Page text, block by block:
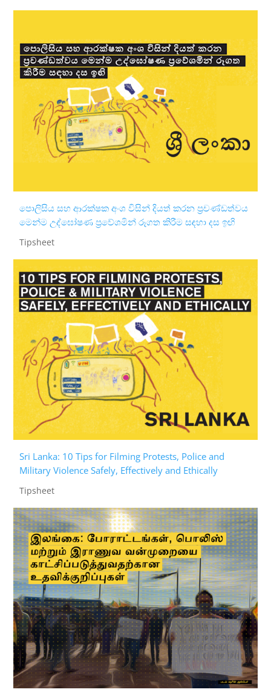
පොලිසිය සහ ආරක්ෂක අංශ විසින් දියත් කරන ප්‍රචණ්ඩත්වය
මෙන්ම උද්ඝෝෂණ ප්‍රවේශමින් රූගත කිරීම සඳහා දස ඉඟි
Tipsheet
Sri Lanka: 10 Tips for Filming Protests, Police and
Military Violence Safely, Effectively and Ethically
Tipsheet